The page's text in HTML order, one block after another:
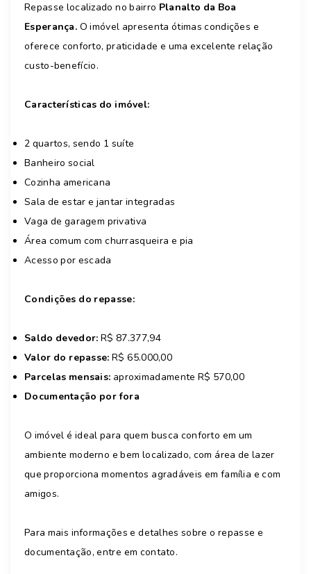
Repasse localizado no bairro Planalto da Boa
Esperança. O imóvel apresenta ótimas condições e
oferece conforto, praticidade e uma excelente relação
custo-benefício.
Características do imóvel:
2 quartos, sendo 1 suíte
Banheiro social
Cozinha americana
Sala de estar e jantar integradas
Vaga de garagem privativa
Área comum com churrasqueira e pia
Acesso por escada
Condições do repasse:
Saldo devedor: R$ 87.377,94
Valor do repasse: R$ 65.000,00
Parcelas mensais: aproximadamente R$ 570,00
Documentação por fora
O imóvel é ideal para quem busca conforto em um
ambiente moderno e bem localizado, com área de lazer
que proporciona momentos agradáveis em família e com
amigos.
Para mais informações e detalhes sobre o repasse e
documentação, entre em contato.